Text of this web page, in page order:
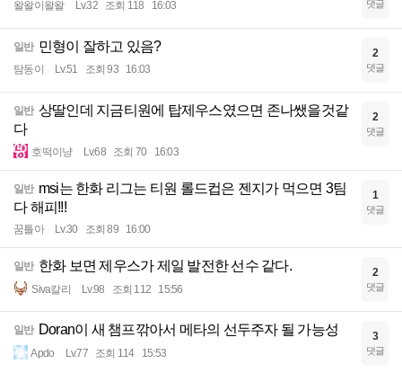
왈왈이왈왈 Lv.32 조회 118 16:03 댓글
일반 민형이 잘하고 있음?
탐동이 Lv.51 조회 93 16:03
2
댓글
일반 상딸인데 지금티원에 탑제우스였으면 존나쌨을것같
다
호떡이냥 Lv.68 조회 70 16:03
2
댓글
일반 msi는 한화 리그는 티원 롤드컵은 젠지가 먹으면 3팀
다 해피!!!
꿈틀아 Lv.30 조회 89 16:00
1
댓글
일반 한화 보면 제우스가 제일 발전한 선수 같다.
Siva칼리 Lv.98 조회 112 15:56
2
댓글
일반 Doran이 새 챔프깎아서 메타의 선두주자 될 가능성
Apdo Lv.77 조회 114 15:53
3
댓글